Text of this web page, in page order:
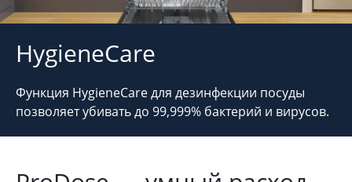
HygieneCare
Функция HygieneCare для дезинфекции посуды
позволяет убивать до 99,999% бактерий и вирусов.